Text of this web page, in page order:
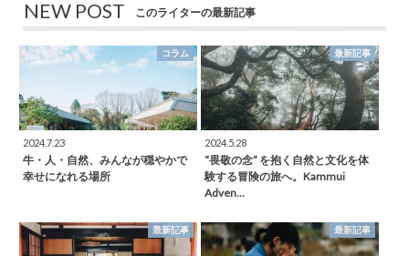
NEW POST このライターの最新記事
コラム
2024.7.23
牛・人・自然、みんなが穏やかで
幸せになれる場所
最新記事
2024.5.28
“畏敬の念” を抱く自然と文化を体
験する冒険の旅へ。Kammui
Adven…
最新記事 最新記事